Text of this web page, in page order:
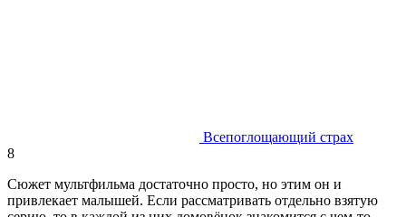
Всепоглощающий страх
8
Сюжет мультфильма достаточно просто, но этим он и
привлекает малышей. Если рассматривать отдельно взятую